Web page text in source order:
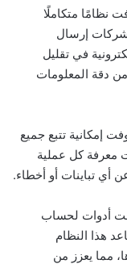
نظامًا متكاملًا
إرسال
في تقليل
من دقة المعلومات
إمكانية تتبع جميع
معرفة كل عملية
تباينات أو أخطاء.
أدوات لحساب
هذا النظام
مما يعزز من